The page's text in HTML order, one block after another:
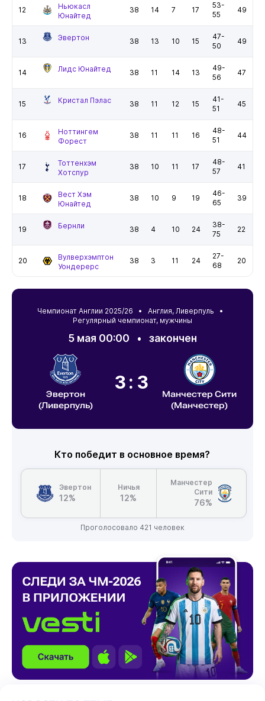
12
Ньюкасл
Юнайтед
38 14 7 17
53-
55
49
13 Эвертон 38 13 10 15
47-
50
49
14 Лидс Юнайтед 38 11 14 13
49-
56
47
15 Кристал Пэлас 38 11 12 15
41-
51
45
16
Ноттингем
Форест
38 11 11 16
48-
51
44
17
Тоттенхэм
Хотспур
38 10 11 17
48-
57
41
18
Вест Хэм
Юнайтед
38 10 9 19
46-
65
39
19 Бернли 38 4 10 24
38-
75
22
20
Вулверхэмптон
Уондерерс
38 3 11 24
27-
68
20
Чемпионат Англии 2025/26 •Англия, Ливерпуль •
Регулярный чемпионат, мужчины
5 мая 00:00 • закончен
Эвертон
(Ливерпуль)
3:3
Манчестер Сити
(Манчестер)
Кто победит в основное время?
Эвертон
12%
Ничья
12%
Манчестер
Сити
76%
Проголосовало 421 человек